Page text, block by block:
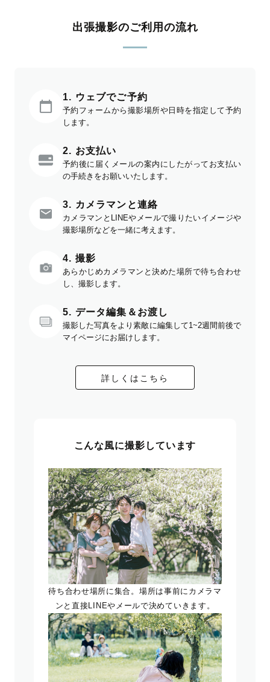
出張撮影のご利用の流れ
1. ウェブでご予約
予約フォームから撮影場所や日時を指定して予約
します。
2. お支払い
予約後に届くメールの案内にしたがってお支払い
の手続きをお願いいたします。
3. カメラマンと連絡
カメラマンとLINEやメールで撮りたいイメージや
撮影場所などを一緒に考えます。
4. 撮影
あらかじめカメラマンと決めた場所で待ち合わせ
し、撮影します。
5. データ編集＆お渡し
撮影した写真をより素敵に編集して1~2週間前後で
マイページにお届けします。
詳しくはこちら
こんな風に撮影しています
待ち合わせ場所に集合。場所は事前にカメラマ
ンと直接LINEやメールで決めていきます。